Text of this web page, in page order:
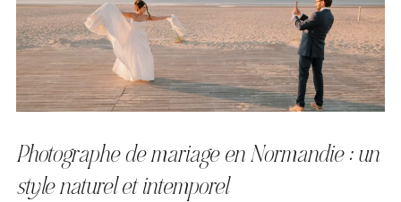
Photographe de mariage en Normandie : un
style naturel et intemporel